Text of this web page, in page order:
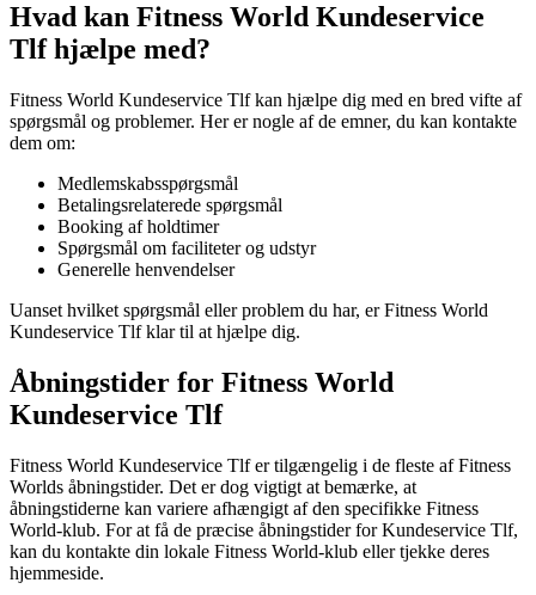
Hvad kan Fitness World Kundeservice
Tlf hjælpe med?
Fitness World Kundeservice Tlf kan hjælpe dig med en bred vifte af
spørgsmål og problemer. Her er nogle af de emner, du kan kontakte
dem om:
Medlemskabsspørgsmål
Betalingsrelaterede spørgsmål
Booking af holdtimer
Spørgsmål om faciliteter og udstyr
Generelle henvendelser
Uanset hvilket spørgsmål eller problem du har, er Fitness World
Kundeservice Tlf klar til at hjælpe dig.
Åbningstider for Fitness World
Kundeservice Tlf
Fitness World Kundeservice Tlf er tilgængelig i de fleste af Fitness
Worlds åbningstider. Det er dog vigtigt at bemærke, at
åbningstiderne kan variere afhængigt af den specifikke Fitness
World-klub. For at få de præcise åbningstider for Kundeservice Tlf,
kan du kontakte din lokale Fitness World-klub eller tjekke deres
hjemmeside.